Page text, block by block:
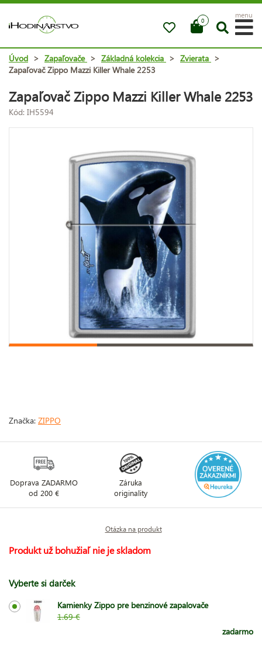
0
menu
Úvod > Zapaľovače > Základná kolekcia > Zvierata >
Zapaľovač Zippo Mazzi Killer Whale 2253
Zapaľovač Zippo Mazzi Killer Whale 2253
Kód: IH5594
Značka: ZIPPO
Doprava ZADARMO
od 200 €
Záruka
originality
Otázka na produkt
Produkt už bohužiaľ nie je skladom
Vyberte si darček
Kamienky Zippo pre benzinové zapalovače
1.69 €
zadarmo